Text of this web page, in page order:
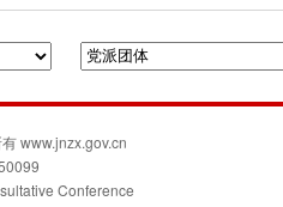
www.jnzx.gov.cn
Conference